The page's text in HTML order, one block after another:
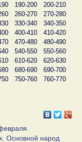
190-200
200-210
260-270
270-280
330-340
340-350
400-410
410-420
470-480
480-490
540-550
550-560
610-620
620-630
680-690
690-700
750-760
760-770
Основной народ